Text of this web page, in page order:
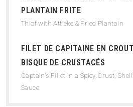
PLANTAIN FRITE
Thiof with Attieke & Fried Plantain
FILET DE CAPITAINE EN
BISQUE DE CRUSTACÉS
Captain's Fillet in a Spicy Crust,
Sauce